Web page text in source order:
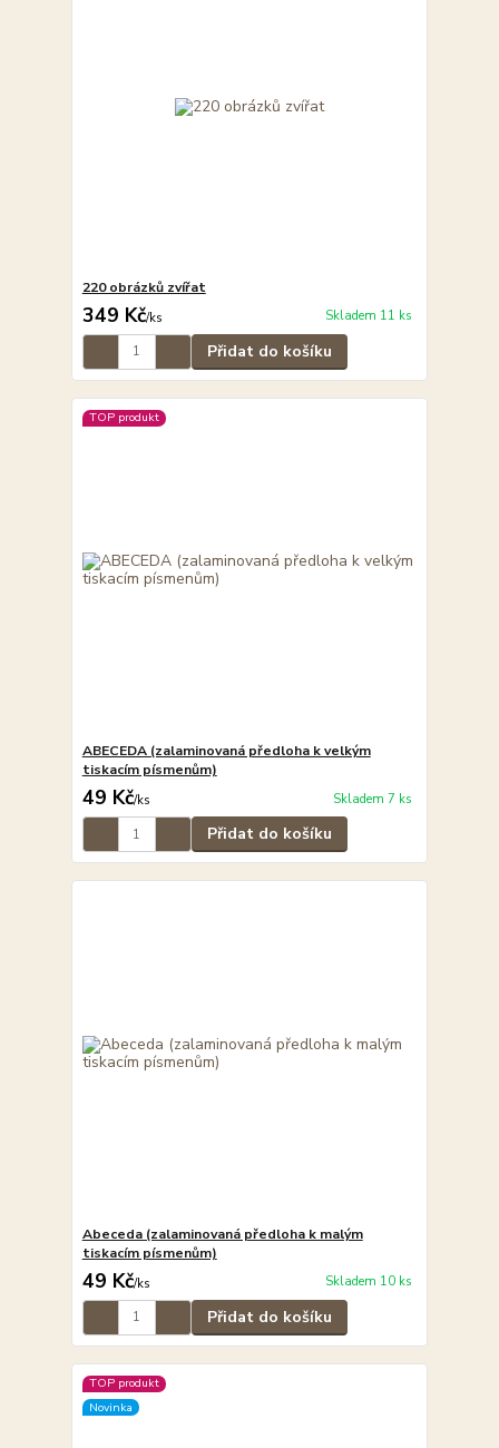
220 obrázků zvířat
349 Kč/ks Skladem 11 ks
Přidat do košíku
TOP produkt
ABECEDA (zalaminovaná předloha k velkým
tiskacím písmenům)
49 Kč/ks Skladem 7 ks
Přidat do košíku
Abeceda (zalaminovaná předloha k malým
tiskacím písmenům)
49 Kč/ks Skladem 10 ks
Přidat do košíku
TOP produkt
Novinka